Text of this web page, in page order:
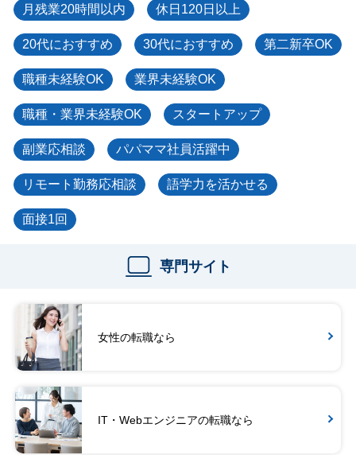
月残業20時間以内 休日120日以上
20代におすすめ 30代におすすめ 第二新卒OK
職種未経験OK 業界未経験OK
職種・業界未経験OK スタートアップ
副業応相談 パパママ社員活躍中
リモート勤務応相談 語学力を活かせる
面接1回
専門サイト
女性の転職なら
IT・Webエンジニアの転職なら